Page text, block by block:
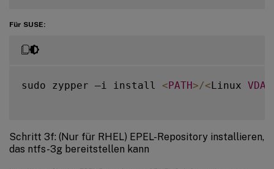
Für SUSE:
sudo zypper –i install <PATH>/<Linux VDA
Schritt 3f: (Nur für RHEL) EPEL-Repository installieren,
das ntfs-3g bereitstellen kann